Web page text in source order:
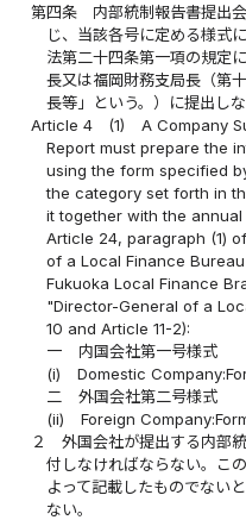
第四条
内部統制報告書提出
じ、当該各号に定める様式
法第二十四条第一項の規定
長又は福岡財務支局長（第
長等」という。）に提出し
Article 4
(1)
A Company
Report must prepare the
using the form specified
the category set forth in
it together with the
Article 24, paragraph (1)
of a Local Finance
Fukuoka Local Finance
"Director-General of a
10 and Article 11-2):
一
内国会社第一号様式
(i)
Domestic
二
外国会社第二号様式
(ii)
Foreign
２
外国会社が提出する内部
付しなければならない。こ
よって記載したものでない
ない。